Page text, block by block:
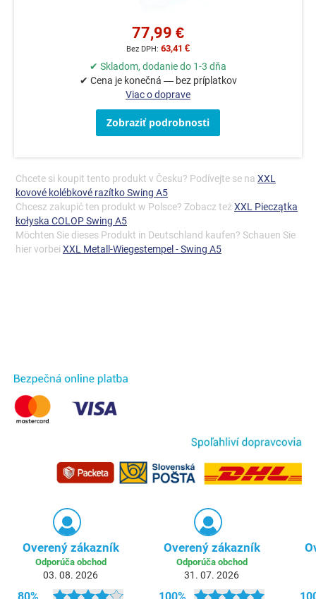
77,99 €
63,41 €
✔ Skladom, dodanie do 1-3 dňa
✔ Cena je konečná — bez príplatkov
Viac o doprave
Zobraziť podrobnosti
Chcete si koupit tento produkt v Česku? Podívejte se na XXL
kovové kolébkové razítko Swing A5
Chcesz zakupić ten produkt w Polsce? Zobacz też XXL Pieczątka
kołyska COLOP Swing A5
Möchten Sie dieses Produkt in Deutschland kaufen? Schauen Sie
hier vorbei XXL Metall-Wiegestempel - Swing A5
Overený zákazník
Odporúča obchod
03. 08. 2026
Overený zákazník
Odporúča obchod
31. 07. 2026